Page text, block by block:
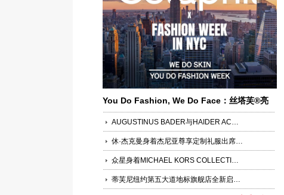
You Do Fashion, We Do Face：丝塔芙®亮
相纽约时装周，让肌肤随时保持好“妆”态
AUGUSTINUS BADER与HAIDER ACKERMANN推出联名限量合作
休·杰克曼身着杰尼亚尊享定制礼服出席于纽约举行的2023 MET GALA庆典
众星身着MICHAEL KORS COLLECTION定制礼服闪耀2023 MET GALA红毯及派对
蒂芙尼纽约第五大道地标旗舰店全新启幕 品牌大使盖尔·加朵现身揭幕剪彩仪式